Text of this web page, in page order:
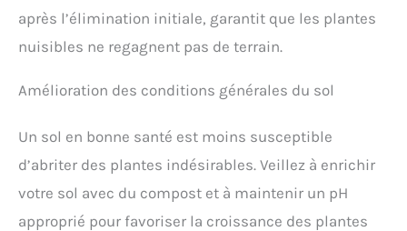
après l’élimination initiale, garantit que les plantes
nuisibles ne regagnent pas de terrain.
Amélioration des conditions générales du sol
Un sol en bonne santé est moins susceptible
d’abriter des plantes indésirables. Veillez à enrichir
votre sol avec du compost et à maintenir un pH
approprié pour favoriser la croissance des plantes